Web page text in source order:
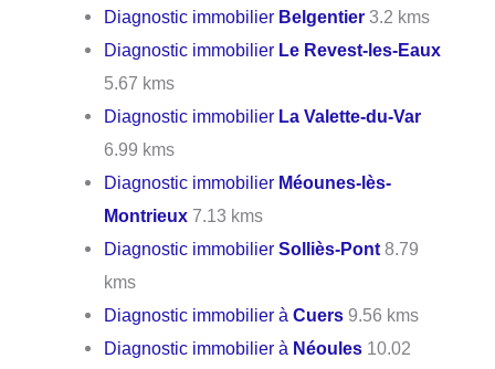
Diagnostic immobilier Belgentier 3.2 kms
Diagnostic immobilier Le Revest-les-Eaux
5.67 kms
Diagnostic immobilier La Valette-du-Var
6.99 kms
Diagnostic immobilier Méounes-lès-
Montrieux 7.13 kms
Diagnostic immobilierSolliès-Pont 8.79
kms
Diagnostic immobilier àCuers 9.56 kms
Diagnostic immobilier à Néoules 10.02